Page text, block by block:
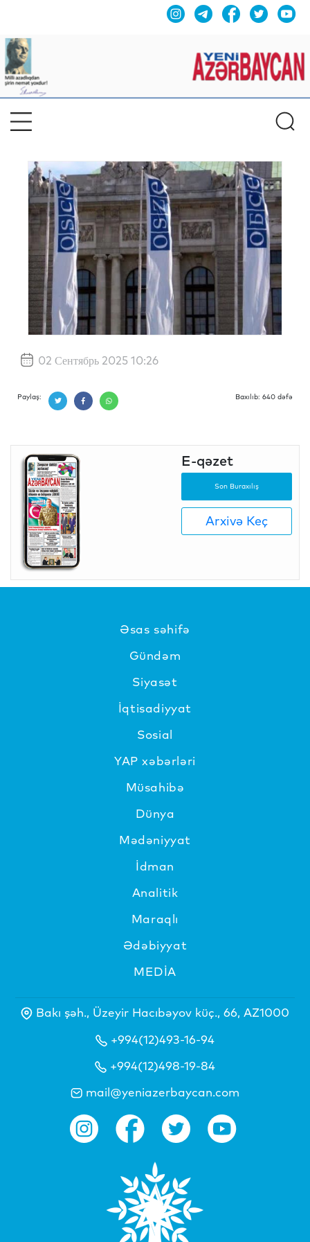
02 Сентябрь 2025 10:26
Paylaş: Baxılıb: 640 dəfə
E-qəzet
Son Buraxılış
Arxivə Keç
Əsas səhifə
Gündəm
Siyasət
İqtisadiyyat
Sosial
YAP xəbərləri
Müsahibə
Dünya
Mədəniyyat
İdman
Analitik
Maraqlı
Ədəbiyyat
MEDİA
Bakı şəh., Üzeyir Hacıbəyov küç., 66, AZ1000
+994(12)493-16-94
+994(12)498-19-84
mail@yeniazerbaycan.com